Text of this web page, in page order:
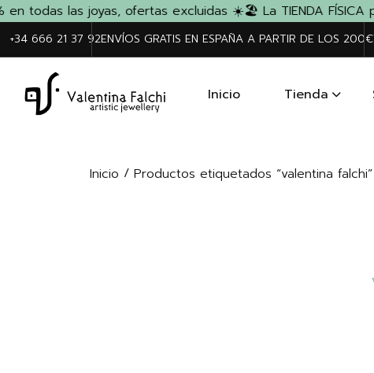
todas las joyas, ofertas excluidas ☀️ 🏖️ La TIENDA FÍSICA
+34 666 21 37 92ENVÍOS GRATIS EN ESPAÑA A PARTIR DE LOS 200€
Inicio Tienda
Inicio / Productos etiquetados “valentina falchi”